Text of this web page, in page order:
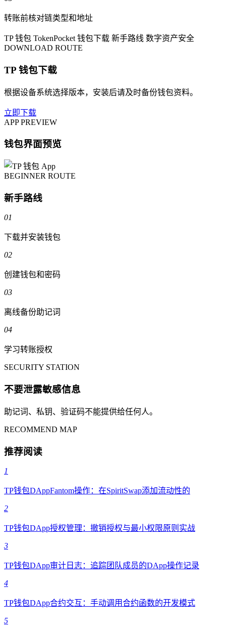
转账前核对链类型和地址
TP 钱包 TokenPocket 钱包下载 新手路线 数字资产安全
DOWNLOAD ROUTE
TP 钱包下载
根据设备系统选择版本，安装后请及时备份钱包资料。
立即下载
APP PREVIEW
钱包界面预览
BEGINNER ROUTE
新手路线
01
下载并安装钱包
02
创建钱包和密码
03
离线备份助记词
04
学习转账授权
SECURITY STATION
不要泄露敏感信息
助记词、私钥、验证码不能提供给任何人。
RECOMMEND MAP
推荐阅读
1
TP钱包DAppFantom操作：在SpiritSwap添加流动性的
2
TP钱包DApp授权管理：撤销授权与最小权限原则实战
3
TP钱包DApp审计日志：追踪团队成员的DApp操作记录
4
TP钱包DApp合约交互：手动调用合约函数的开发模式
5